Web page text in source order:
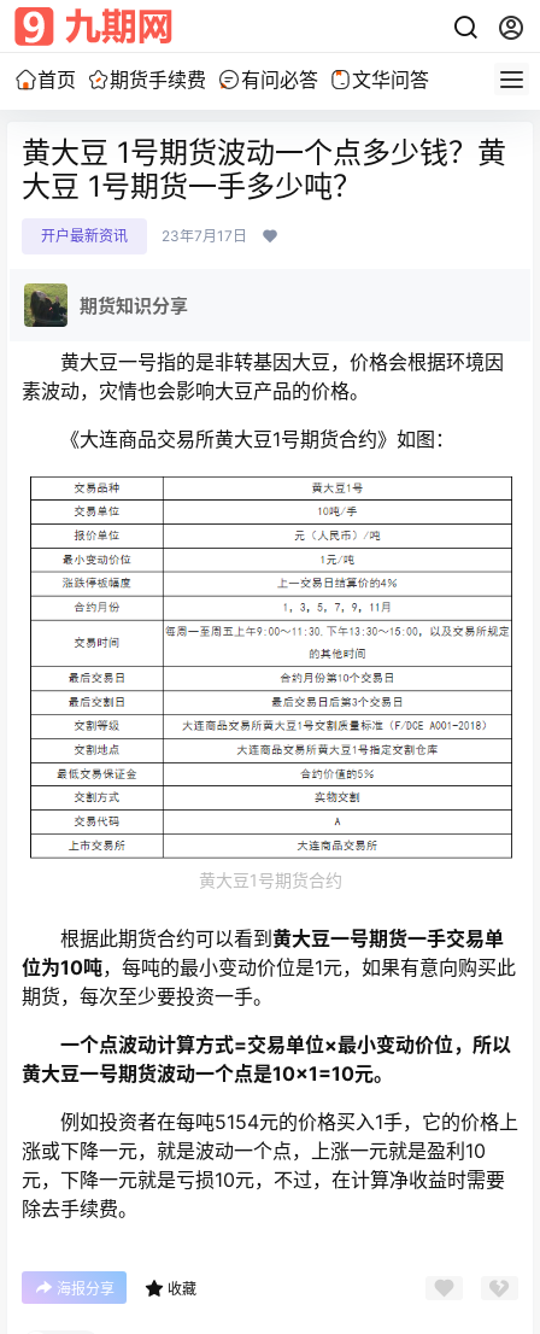
首页 期货手续费 有问必答 文华问答
黄大豆 1号期货波动一个点多少钱？黄
大豆 1号期货一手多少吨？
开户最新资讯 23年7月17日
期货知识分享
黄大豆一号指的是非转基因大豆，价格会根据环境因
素波动，灾情也会影响大豆产品的价格。
《大连商品交易所黄大豆1号期货合约》如图：
黄大豆1号期货合约
根据此期货合约可以看到 黄大豆一号期货一手交易单
位为10吨，每吨的最小变动价位是1元，如果有意向购买此
期货，每次至少要投资一手。
一个点波动计算方式=交易单位×最小变动价位，所以
黄大豆一号期货波动一个点是10×1=10元。
例如投资者在每吨5154元的价格买入1手，它的价格上
涨或下降一元，就是波动一个点，上涨一元就是盈利10
元，下降一元就是亏损10元，不过，在计算净收益时需要
除去手续费。
海报分享 收藏